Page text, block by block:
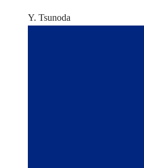
Y. Tsunoda